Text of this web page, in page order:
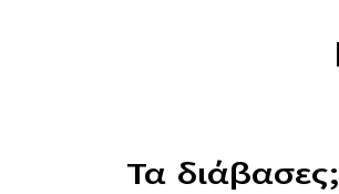
Τα διάβασες;